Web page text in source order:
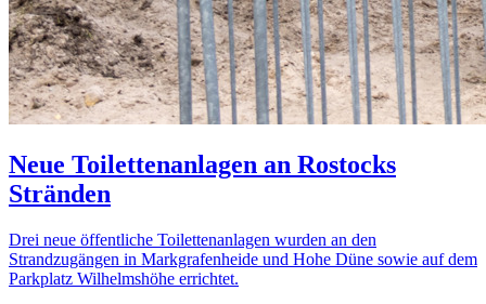
Neue Toilettenanlagen an Rostocks
Stränden
Drei neue öffentliche Toilettenanlagen wurden an den
Strandzugängen in Markgrafenheide und Hohe Düne sowie auf dem
Parkplatz Wilhelmshöhe errichtet.